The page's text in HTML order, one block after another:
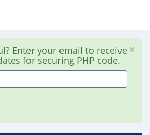
Enter your email to receive
for securing PHP code.